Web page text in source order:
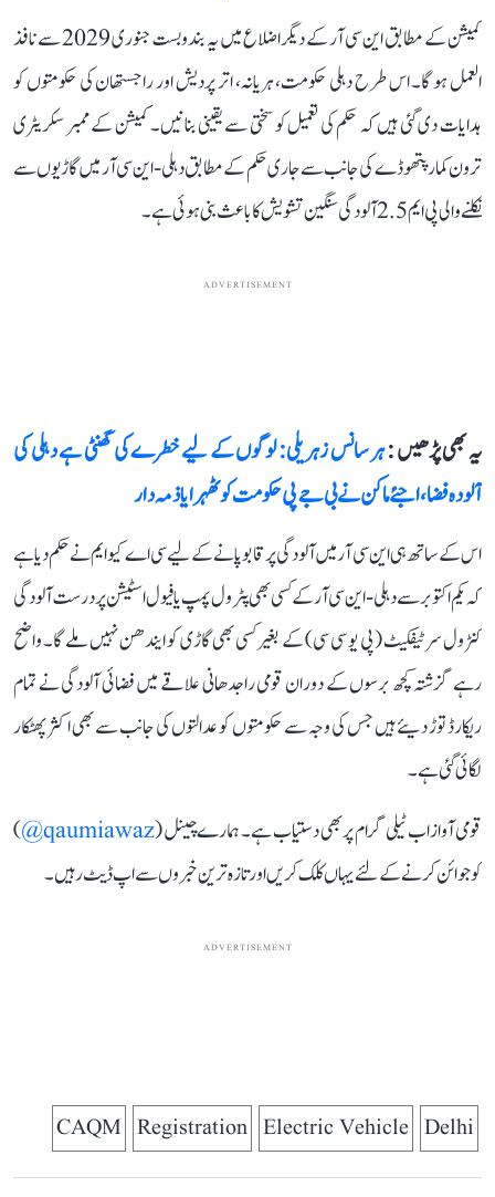
کمیشن کے مطابق این سی آر کے دیگر اضلاع میں یہ بندوبست جنوری 2029 سے نافذ
العمل ہو گا۔ اس طرح دہلی حکومت، ہریانہ، اتر پردیش اور راجستھان کی حکومتوں کو
ہدایات دی گئی ہیں کہ حکم کی تعمیل کو سختی سے یقینی بنانیں۔ کمیشن کے ممبر سکریٹری
ترون کمار پتھوڈے کی جانب سے جاری حکم کے مطابق دہلی-این سی آر میں گاڑیوں سے
نکلنے والی پی ایم 2.5 آلودگی سنگین تشویش کا باعث بنی ہوئی ہے۔
ADVERTISEMENT
یہ بھی پڑھیں :ہر سانس زہریلی: لوگوں کے لیے خطرے کی گھنٹی ہے دہلی کی
آلودہ فضا، اجئے ماکن نے بی جے پی حکومت کو ٹھہرایا ذمہ دار
اس کے ساتھ ہی این سی آر میں آلودگی پر قابو پانے کے لیے سی اے کیو ایم نے حکم دیا ہے
کہ یکم اکتوبر سے دہلی-این سی آر کے کسی بھی پٹرول پمپ یا فیول اسٹیشن پر درست آلودگی
کنٹرول سرٹیفکیٹ (پی یو سی سی) کے بغیر کسی بھی گاڑی کو ایندھن نہیں ملے گا۔ واضح
رہے گزشتہ کچھ برسوں کے دوران قومی راجدھانی علاقے میں فضائی آلودگی نے تمام
ریکارڈ توڑ دیئے ہیں جس کی وجہ سے حکومتوں کو عدالتوں کی جانب سے بھی اکثر پھٹکار
لگائی گئی ہے۔
قومی آواز اب ٹیلی گرام پر بھی دستیاب ہے۔ ہمارے چینل (qaumiawaz@
)
کو جوائن کرنے کے لئے یہاں کلک کریں اور تازہ ترین خبروں سے اپ ڈیٹ رہیں۔
ADVERTISEMENT
Delhi
Electric Vehicle
Registration
CAQM